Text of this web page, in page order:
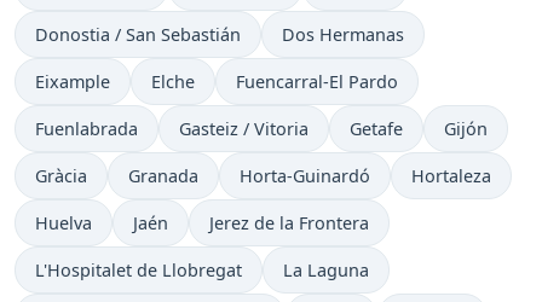
Donostia / San Sebastián Dos Hermanas
Eixample Elche Fuencarral-El Pardo
Fuenlabrada Gasteiz / Vitoria Getafe Gijón
Gràcia Granada Horta-Guinardó Hortaleza
Huelva Jaén Jerez de la Frontera
L'Hospitalet de Llobregat La Laguna